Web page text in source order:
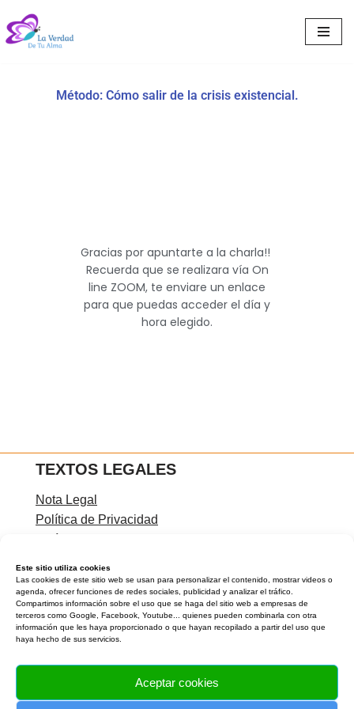
Este sitio utiliza cookies
Las cookies de este sitio web se usan para personalizar el contenido, mostrar videos o
agenda, ofrecer funciones de redes sociales, publicidad y analizar el tráfico.
Compartimos información sobre el uso que se haga del sitio web a empresas de
terceros como Google, Facebook, Youtube... quienes pueden combinarla con otra
información que les haya proporcionado o que hayan recopilado a partir del uso que
haya hecho de sus servicios.
Aceptar cookies
Saltar
Método: Cómo salir de la crisis existencial.
Gracias por apuntarte a la charla!!
Recuerda que se realizara vía On
line ZOOM, te enviare un enlace
para que puedas acceder el día y
hora elegido.
TEXTOS LEGALES
Nota Legal
Política de Privacidad
CONTACTA CONMIGO
Rocío Carreíra
Email:info@laverdaddetualma.com